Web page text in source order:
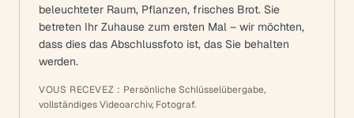
beleuchteter Raum, Pflanzen, frisches Brot. Sie
betreten Ihr Zuhause zum ersten Mal – wir möchten,
dass dies das Abschlussfoto ist, das Sie behalten
werden.
VOUS RECEVEZ : Persönliche Schlüsselübergabe,
vollständiges Videoarchiv, Fotograf.